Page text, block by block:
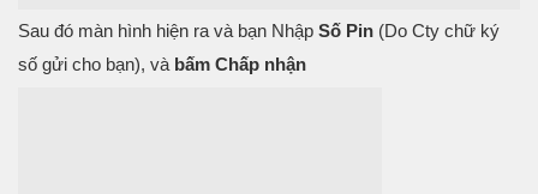
Sau đó màn hình hiện ra và bạn Nhập Số Pin (Do Cty chữ ký
số gửi cho bạn), và bấm Chấp nhận